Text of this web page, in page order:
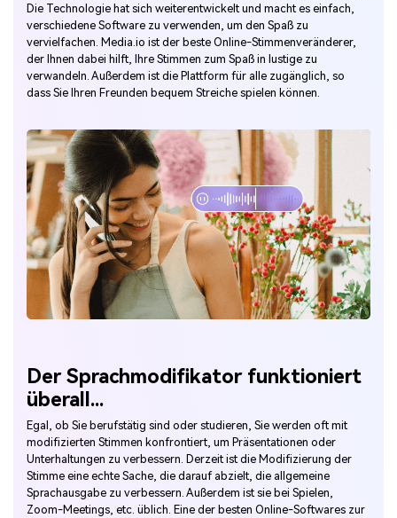
Die Technologie hat sich weiterentwickelt und macht es einfach,
verschiedene Software zu verwenden, um den Spaß zu
vervielfachen. Media.io ist der beste Online-Stimmenveränderer,
der Ihnen dabei hilft, Ihre Stimmen zum Spaß in lustige zu
verwandeln. Außerdem ist die Plattform für alle zugänglich, so
dass Sie Ihren Freunden bequem Streiche spielen können.
Der Sprachmodifikator funktioniert
überall...
Egal, ob Sie berufstätig sind oder studieren, Sie werden oft mit
modifizierten Stimmen konfrontiert, um Präsentationen oder
Unterhaltungen zu verbessern. Derzeit ist die Modifizierung der
Stimme eine echte Sache, die darauf abzielt, die allgemeine
Sprachausgabe zu verbessern. Außerdem ist sie bei Spielen,
Zoom-Meetings, etc. üblich. Eine der besten Online-Softwares zur